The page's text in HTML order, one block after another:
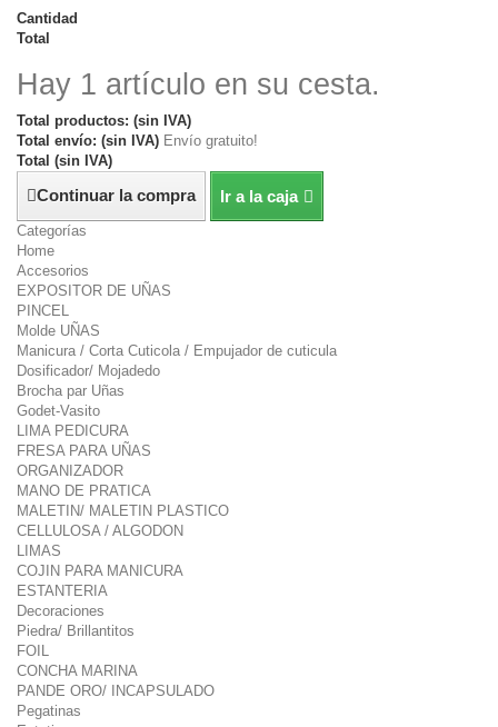
Cantidad
Total
Hay 1 artículo en su cesta.
Total productos: (sin IVA)
Total envío: (sin IVA) Envío gratuito!
Total (sin IVA)
Continuar la compra Ir a la caja
Categorías
Home
Accesorios
EXPOSITOR DE UÑAS
PINCEL
Molde UÑAS
Manicura / Corta Cuticola / Empujador de cuticula
Dosificador/ Mojadedo
Brocha par Uñas
Godet-Vasito
LIMA PEDICURA
FRESA PARA UÑAS
ORGANIZADOR
MANO DE PRATICA
MALETIN/ MALETIN PLASTICO
CELLULOSA / ALGODON
LIMAS
COJIN PARA MANICURA
ESTANTERIA
Decoraciones
Piedra/ Brillantitos
FOIL
CONCHA MARINA
PANDE ORO/ INCAPSULADO
Pegatinas